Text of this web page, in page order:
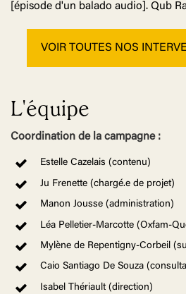
[épisode d'un balado audio]. Qub
VOIR TOUTES NOS
L'équipe
Coordination de la campagne :
Estelle Cazelais (contenu)
Ju Frenette (chargé.e de projet)
Manon Jousse (administration)
Léa Pelletier-Marcotte (Oxfam-
Mylène de Repentigny-Corbeil
Caio Santiago De Souza
Isabel Thériault (direction)